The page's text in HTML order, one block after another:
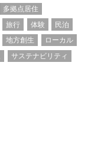
多拠点居住
旅行 体験
民泊
地方創生
ローカル
サステナビリティ